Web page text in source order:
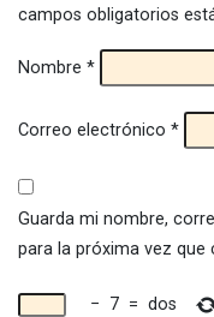
campos obligatorios
Nombre *
Correo electrónico *
Guarda mi nombre,
para la próxima vez que
− 7 = dos